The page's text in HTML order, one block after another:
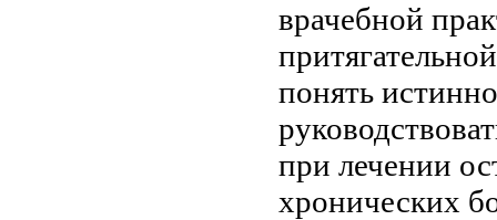
врачебной
понять
при лечении
хронических